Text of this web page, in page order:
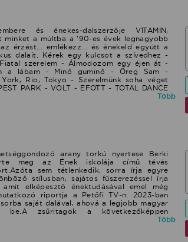
a MAHASZ adatbázisa alapján, több
volt bejegyezve, rengeteg teltházas
műveinek az összmegtekintése
megtekintést a Youtubeon, illetve
a további 300 milliót. Stabil és
jellemzi pályafutását és a folyamatosan
kiemelkedő tömegmozgató ereje van a 14-
és énekes-dalszerzője V1TAMIN,
minket a múltba a '90-es évek legnagyobb
érzést... emlékezz... és énekeld együtt a
dalait. Kérek egy kulcsot a szívedhez -
szerelem - Álmodozom egy éjen át -
a lábam - Minő guminő - Öreg Sam -
Rio, Tokyo - Szerelmünk soha véget
PARK - VOLT - EFOTT - TOTAL DANCE
POP - HIP-HOP - ELECTROPOP -
Több
arany torkú nyertese Berki
meg az Ének iskolája című tévés
sem tétlenkedik, sorra írja egyre
stílusban, sajátos fűszerezéssel írja
elképesztő énektudásával emel még
riportja a Petőfi TV-n: 2023-ban
saját dalával, ahová a legjobb magyar
be.A zsűritagok a következőképpen
elképesztően énekelsz, minden zsigered
Több